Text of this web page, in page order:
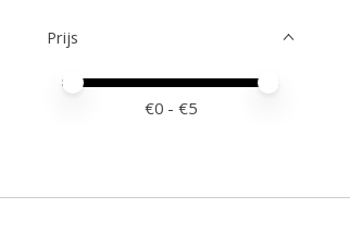
Prijs
Minimale prijswaarde
Price maximum value
€0 - €5